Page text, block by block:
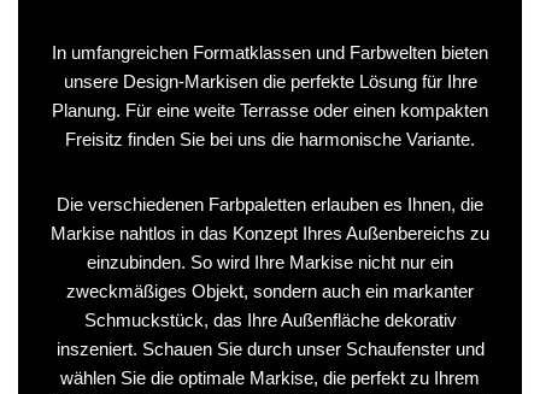
In umfangreichen Formatklassen und Farbwelten bieten
unsere Design-Markisen die perfekte Lösung für Ihre
Planung. Für eine weite Terrasse oder einen kompakten
Freisitz finden Sie bei uns die harmonische Variante.
Die verschiedenen Farbpaletten erlauben es Ihnen, die
Markise nahtlos in das Konzept Ihres Außenbereichs zu
einzubinden. So wird Ihre Markise nicht nur ein
zweckmäßiges Objekt, sondern auch ein markanter
Schmuckstück, das Ihre Außenfläche dekorativ
inszeniert. Schauen Sie durch unser Schaufenster und
wählen Sie die optimale Markise, die perfekt zu Ihrem